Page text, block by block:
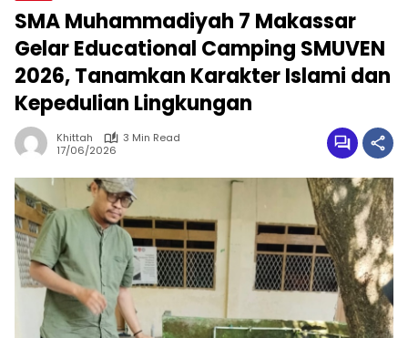
SMA Muhammadiyah 7 Makassar
Gelar Educational Camping SMUVEN
2026, Tanamkan Karakter Islami dan
Kepedulian Lingkungan
Khittah
3 Min Read
17/06/2026